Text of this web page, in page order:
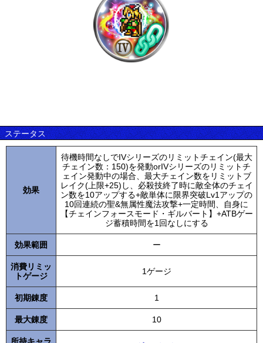
ステータス
効果
待機時間なしでIVシリーズのリミットチェイン(最大
チェイン数：150)を発動orIVシリーズのリミットチ
ェイン発動中の場合、最大チェイン数をリミットブ
レイク(上限+25)し、必殺技終了時に敵全体のチェイ
ン数を10アップする+敵単体に限界突破Lv1アップの
10回連続の聖&無属性魔法攻撃+一定時間、自身に
【チェインフォースモード・ギルバート】+ATBゲー
ジ蓄積時間を1回なしにする
効果範囲 ー
消費リミッ
トゲージ
1ゲージ
初期錬度 1
最大錬度 10